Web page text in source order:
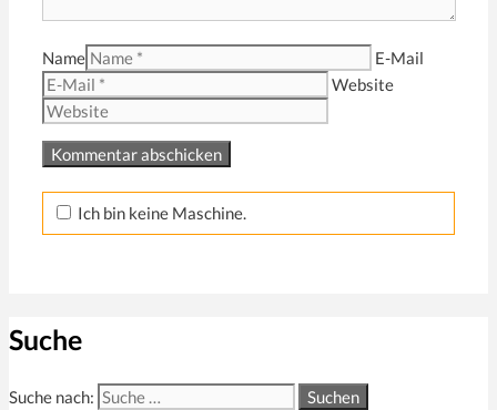
Name
E-Mail
Website
Ich bin keine Maschine.
Suche
Suche nach: